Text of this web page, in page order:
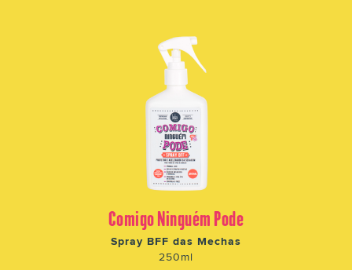
Comigo Ninguém Pode
Spray BFF das Mechas
250ml